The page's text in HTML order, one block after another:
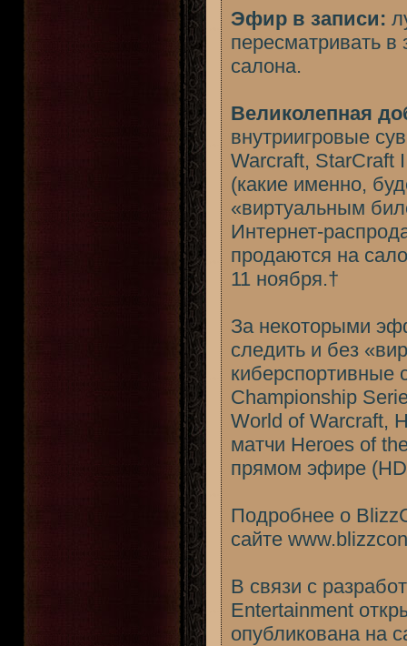
Эфир в записи:
пересматривать в
салона.
Великолепная
внутриигровые
Warcraft, StarCraft
(какие именно,
«виртуальным
Интернет-
продаются на
11 ноября.†
За некоторыми
следить и без
киберспортивные
Championship
World of Warcraft,
матчи Heroes of
прямом эфире
Подробнее о
сайте
В связи с
Entertainment
опубликована на